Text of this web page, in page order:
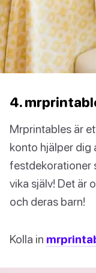
4.
Mrprintables är
konto hjälper dig
festdekorationer
vika själv! Det är
och deras barn!
Kolla in